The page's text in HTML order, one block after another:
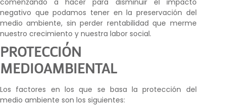
comenzando a hacer para disminuir el impacto
negativo que podamos tener en la preservación del
medio ambiente, sin perder rentabilidad que merme
nuestro crecimiento y nuestra labor social.
PROTECCIÓN
MEDIOAMBIENTAL
Los factores en los que se basa la protección del
medio ambiente son los siguientes: